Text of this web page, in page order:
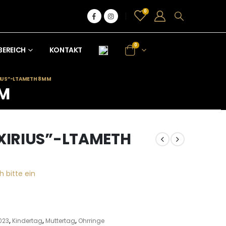
0
KONTAKT
0
LTAMETH 8MM
LTAMETH
bitte ein
, Kindertag, Muttertag, Ohrringe